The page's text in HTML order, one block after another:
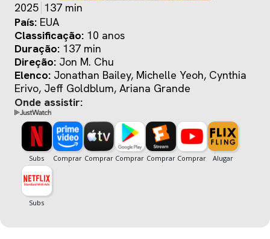
2025 137 min
País: EUA
Classificação: 10 anos
Duração: 137 min
Direção: Jon M. Chu
Elenco: Jonathan Bailey, Michelle Yeoh, Cynthia
Erivo, Jeff Goldblum, Ariana Grande
Onde assistir: